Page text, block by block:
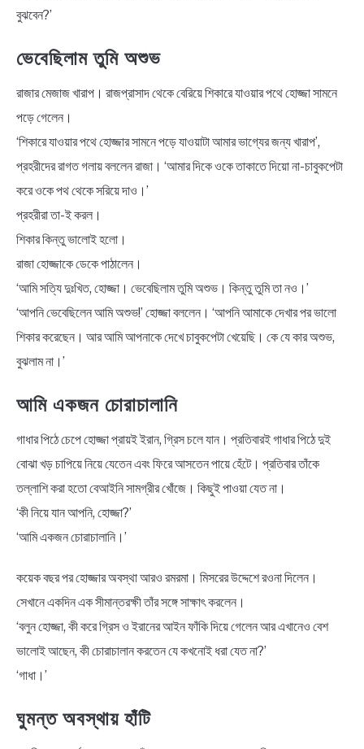
বুঝবেন?’
ভেবেছিলাম তুমি অশুভ
রাজার মেজাজ খারাপ। রাজপ্রাসাদ থেকে বেরিয়ে শিকারে যাওয়ার পথে হোজ্জা সামনে
পড়ে গেলেন।
‘শিকারে যাওয়ার পথে হোজ্জার সামনে পড়ে যাওয়াটা আমার ভাগ্যের জন্য খারাপ’,
প্রহরীদের রাগত গলায় বললেন রাজা। ‘আমার দিকে ওকে তাকাতে দিয়ো না-চাবুকপেটা
করে ওকে পথ থেকে সরিয়ে দাও।’
প্রহরীরা তা-ই করল।
শিকার কিন্তু ভালোই হলো।
রাজা হোজ্জাকে ডেকে পাঠালেন।
‘আমি সত্যি দুঃখিত, হোজ্জা। ভেবেছিলাম তুমি অশুভ। কিন্তু তুমি তা নও।’
‘আপনি ভেবেছিলেন আমি অশুভ!’ হোজ্জা বললেন। ‘আপনি আমাকে দেখার পর ভালো
শিকার করেছেন। আর আমি আপনাকে দেখে চাবুকপেটা খেয়েছি। কে যে কার অশুভ,
বুঝলাম না।’
আমি একজন চোরাচালানি
গাধার পিঠে চেপে হোজ্জা প্রায়ই ইরান, গ্রিস চলে যান। প্রতিবারই গাধার পিঠে দুই
বোঝা খড় চাপিয়ে নিয়ে যেতেন এবং ফিরে আসতেন পায়ে হেঁটে। প্রতিবার তাঁকে
তল্লাশি করা হতো বেআইনি সামগ্রীর খোঁজে। কিছুই পাওয়া যেত না।
‘কী নিয়ে যান আপনি, হোজ্জা?’
‘আমি একজন চোরাচালানি।’
কয়েক বছর পর হোজ্জার অবস্থা আরও রমরমা। মিসরের উদ্দেশে রওনা দিলেন।
সেখানে একদিন এক সীমান্তরক্ষী তাঁর সঙ্গে সাক্ষাৎ করলেন।
‘বলুন হোজ্জা, কী করে গ্রিস ও ইরানের আইন ফাঁকি দিয়ে গেলেন আর এখানেও বেশ
ভালোই আছেন, কী চোরাচালান করতেন যে কখনোই ধরা যেত না?’
‘গাধা।’
ঘুমন্ত অবস্থায় হাঁটি